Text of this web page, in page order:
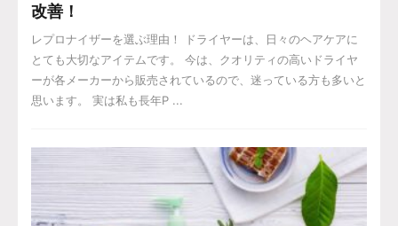
改善！
レプロナイザーを選ぶ理由！ ドライヤーは、日々のヘアケアに
とても大切なアイテムです。 今は、クオリティの高いドライヤ
ーが各メーカーから販売されているので、迷っている方も多いと
思います。 実は私も長年P ...